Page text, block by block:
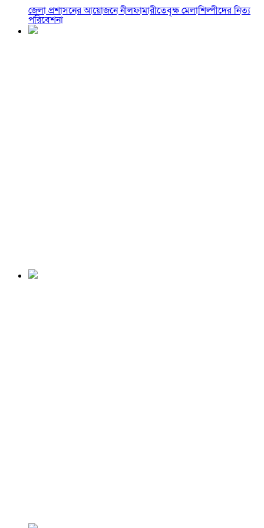
জেলা প্রশাসনের আয়োজনে নীলফামারীতেবৃক্ষ মেলাশিল্পীদের নিত্য
পরিবেশনা